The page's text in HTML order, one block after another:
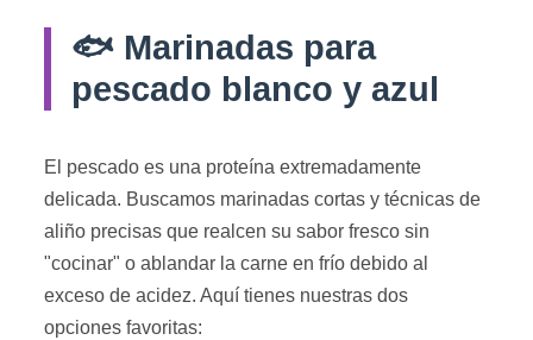
🐟 Marinadas para
pescado blanco y azul
El pescado es una proteína extremadamente
delicada. Buscamos marinadas cortas y técnicas de
aliño precisas que realcen su sabor fresco sin
"cocinar" o ablandar la carne en frío debido al
exceso de acidez. Aquí tienes nuestras dos
opciones favoritas: